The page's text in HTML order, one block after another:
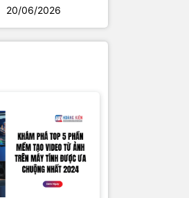
20/06/2026